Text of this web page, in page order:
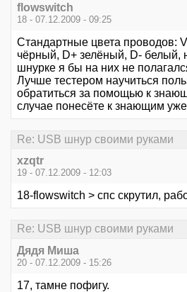
flowswitch
18 - 07.12.2009 - 09:25
Стандартные цвета проводов:
чёрный, D+ зелёный, D- белый,
шнурке я бы на них не
Лучше тестером научиться
обратиться за помощью к
случае понесёте к знающим
Re: USB шнур своими руками
xzqtr
19 - 07.12.2009 - 12:03
18-flowswitch > спс скрутил,
Re: USB шнур своими руками
Дядя Миша
20 - 07.12.2009 - 15:26
17, тамне пофигу.